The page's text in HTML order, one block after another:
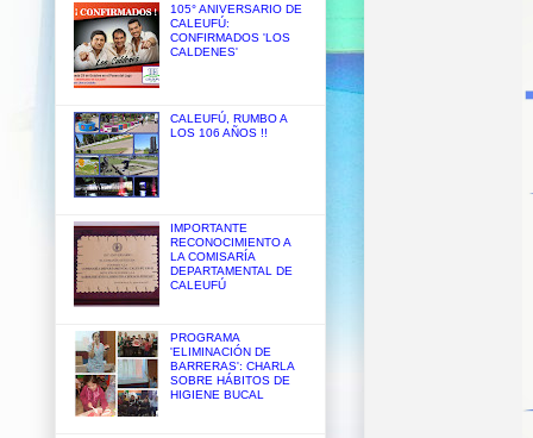
105° ANIVERSARIO DE
CALEUFÚ:
CONFIRMADOS 'LOS
CALDENES'
CALEUFÚ, RUMBO A
LOS 106 AÑOS !!
IMPORTANTE
RECONOCIMIENTO A
LA COMISARÍA
DEPARTAMENTAL DE
CALEUFÚ
PROGRAMA
'ELIMINACIÓN DE
BARRERAS': CHARLA
SOBRE HÁBITOS DE
HIGIENE BUCAL